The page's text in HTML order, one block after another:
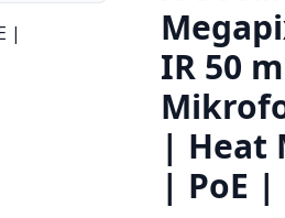
IR 50
| Heat
| PoE